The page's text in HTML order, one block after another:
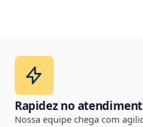
Rapidez no
Nossa equipe chega com